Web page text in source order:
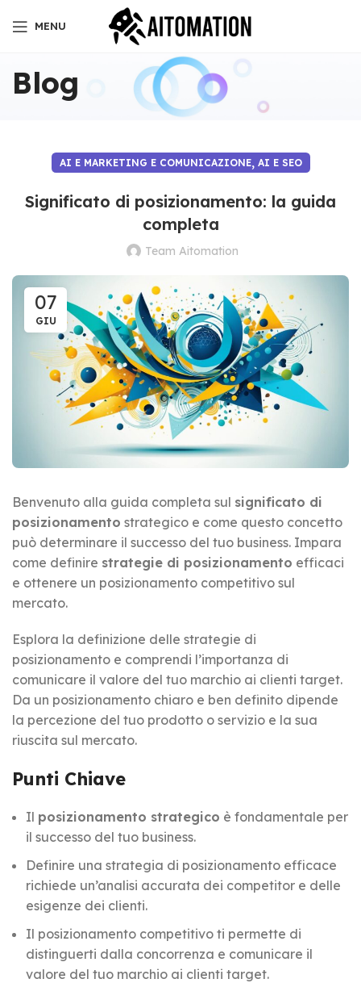
MENU
Blog
AI E MARKETING E COMUNICAZIONE, AI E SEO
Significato di posizionamento: la guida
completa
Team Aitomation
07
GIU
Benvenuto alla guida completa sul significato di
posizionamento strategico e come questo concetto
può determinare il successo del tuo business. Impara
come definire strategie di posizionamento efficaci
e ottenere un posizionamento competitivo sul
mercato.
Esplora la definizione delle strategie di
posizionamento e comprendi l’importanza di
comunicare il valore del tuo marchio ai clienti target.
Da un posizionamento chiaro e ben definito dipende
la percezione del tuo prodotto o servizio e la sua
riuscita sul mercato.
Punti Chiave
Il posizionamento strategico è fondamentale per
il successo del tuo business.
Definire una strategia di posizionamento efficace
richiede un’analisi accurata dei competitor e delle
esigenze dei clienti.
Il posizionamento competitivo ti permette di
distinguerti dalla concorrenza e comunicare il
valore del tuo marchio ai clienti target.